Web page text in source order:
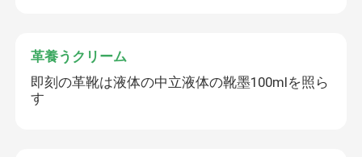
革養うクリーム
即刻の革靴は液体の中立液体の靴墨100mlを照ら
す